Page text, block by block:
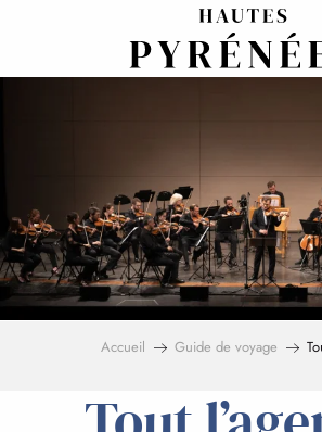
Accueil Guide de voyage